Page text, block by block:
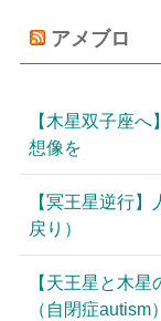
アメブロ
【木星双子座
想像を
【冥王星逆行
戻り）
【天王星と木
（自閉症autism）